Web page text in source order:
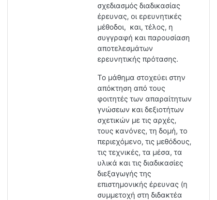
σχεδιασμός διαδικασίας
έρευνας, οι ερευνητικές
μέθοδοι, και, τέλος, η
συγγραφή και παρουσίαση
αποτελεσμάτων
ερευνητικής πρότασης.
Το μάθημα στοχεύει στην
απόκτηση από τους
φοιτητές των απαραίτητων
γνώσεων και δεξιοτήτων
σχετικών με τις αρχές,
τους κανόνες, τη δομή, το
περιεχόμενο, τις μεθόδους,
τις τεχνικές, τα μέσα, τα
υλικά και τις διαδικασίες
διεξαγωγής της
επιστημονικής έρευνας (η
συμμετοχή στη διδακτέα